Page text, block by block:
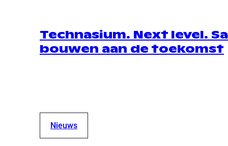
Technasium. Next level.
bouwen aan de toekomst
Nieuws